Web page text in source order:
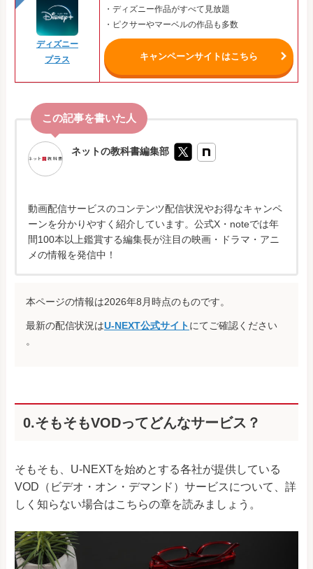
ディズニー
プラス
・ディズニー作品がすべて見放題
・ピクサーやマーベルの作品も多数
キャンペーンサイトはこちら
ネットの教科書編集部
動画配信サービスのコンテンツ配信状況やお得なキャンペ
ーンを分かりやすく紹介しています。公式X・noteでは年
間100本以上鑑賞する編集長が注目の映画・ドラマ・アニ
メの情報を発信中！
本ページの情報は2026年8月時点のものです。
最新の配信状況はU-NEXT公式サイトにてご確認ください
。
0.そもそもVODってどんなサービス？
そもそも、U-NEXTを始めとする各社が提供している
VOD（ビデオ・オン・デマンド）サービスについて、詳
しく知らない場合はこちらの章を読みましょう。